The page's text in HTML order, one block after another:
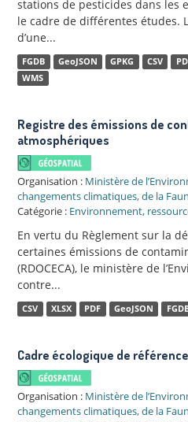
stations de pesticides dans les
le cadre de différentes études.
d’une...
FGDB GeoJSON GPKG CSV
WMS
Registre des émissions de
atmosphériques
Organisation : Ministère de
changements climatiques, de la
Catégorie : Environnement,
En vertu du Règlement sur la
certaines émissions de
(RDOCECA), le ministère de
contre...
CSV XLSX PDF GeoJSON
Cadre écologique de référence
Organisation : Ministère de
changements climatiques, de la